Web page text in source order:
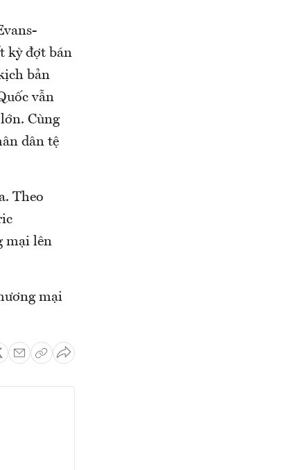
kỳ đợt bán
bản
vẫn
Cùng
dân tệ
Theo
mại lên
mại